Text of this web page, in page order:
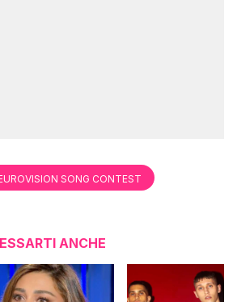
SONG CONTEST
ANCHE